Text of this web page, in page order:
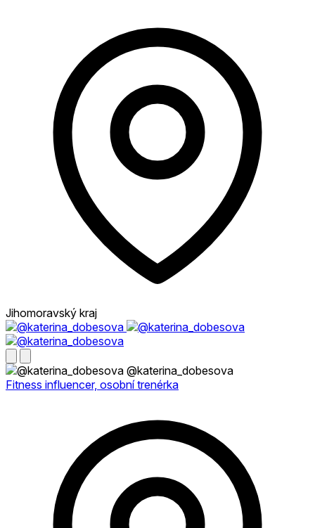
Jihomoravský kraj
@katerina_dobesova
Fitness influencer, osobní trenérka